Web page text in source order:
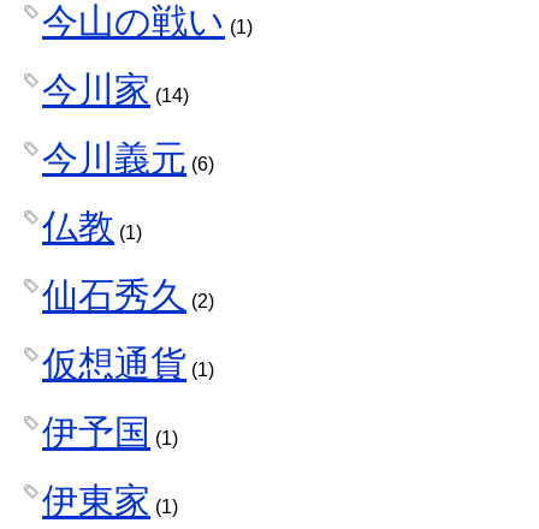
今山の戦い (1)
今川家 (14)
今川義元 (6)
仏教 (1)
仙石秀久 (2)
仮想通貨 (1)
伊予国 (1)
伊東家 (1)